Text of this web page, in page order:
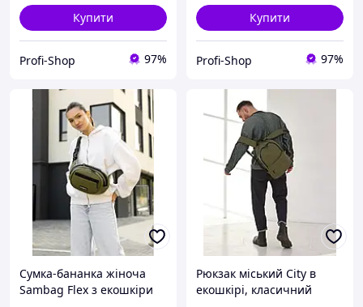
Купити
Profi-Shop 97%
Купити
Profi-Shop 97%
Сумка-бананка жіноча
Sambag Flex з екошкіри
Рюкзак міський City в
екошкірі, класичний